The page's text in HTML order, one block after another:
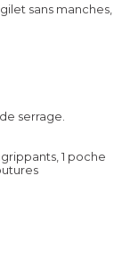
sans manches,
serrage.
1 poche